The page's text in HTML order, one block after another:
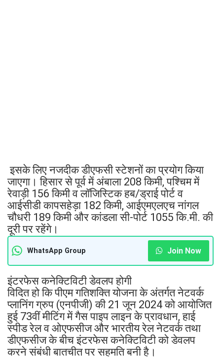
इसके लिए नजदीक डीएफसी स्टेशनों का प्रयोग किया
जाएगा। हिसार से पूर्व में अंबाला 208 किमी, पश्चिम में
रेवाड़ी 156 किमी व लॉजिस्टिक हब/ड्राई पोर्ट व
आईसीडी कापसहेड़ा 182 किमी, आईएमएलएच नांगल
चौधरी 189 किमी और कांडला सी-पोर्ट 1055 कि.मी. की
दूरी पर रहेंगे।
WhatsApp Group Join Now
इंटरफेस कनेक्टिविटी डेवलप होगी
विदित हो कि पीएम गतिशक्ति योजना के अंतर्गत नेटवर्क
प्लानिंग ग्रुप (एनपीजी) की 21 जून 2024 को आयोजित
हुई 73वीं मीटिंग में गैस पाइप लाइन के प्रावधान, हाई
स्पीड रेल व ओएफसीज और भारतीय रेल नेटवर्क तथा
डीएफसीज के बीच इंटरफेस कनेक्टिविटी को डेवलप
करने संबंधी बातचीत पर सहमति बनी है।